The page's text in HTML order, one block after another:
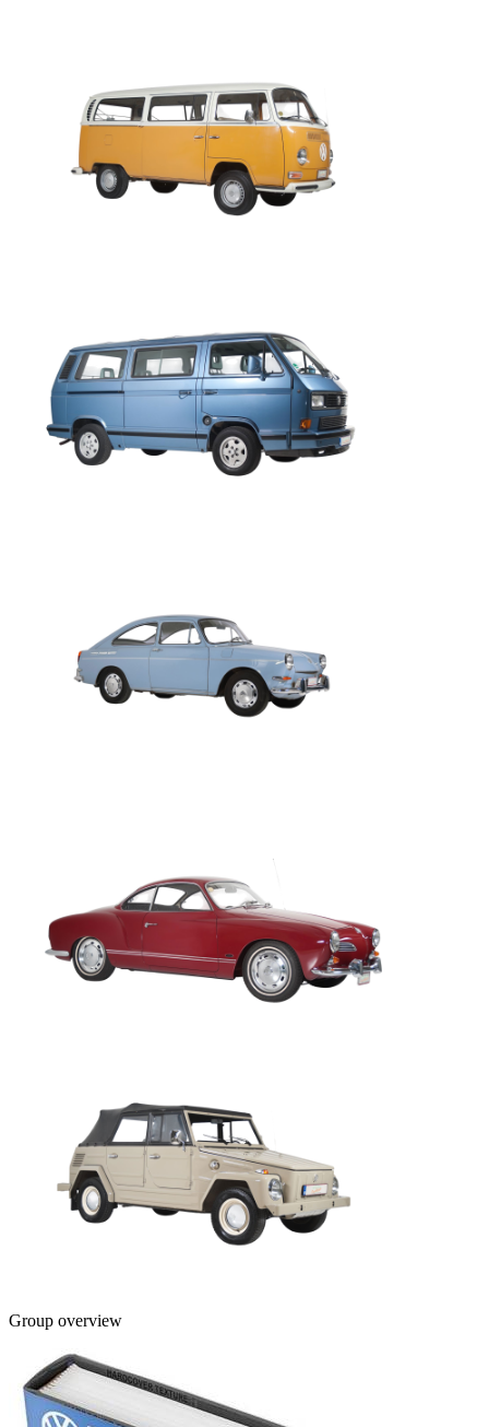
Group overview